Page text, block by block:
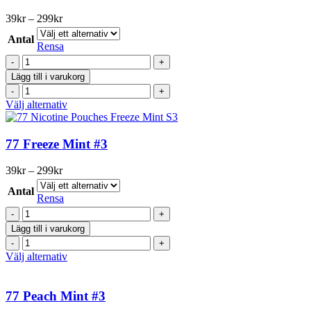
De
olika
väljas
produktsidan
39kr – 299krPrisintervall:
39kr
till
299kr
Antal
Rensa
77
Forest
Fruits
#3
mängd
Lägg till i varukorg
77
Forest
Fruits
mängd
Välj alternativDen
här
har
flera
De
olika
väljas
produktsidan
77 Freeze Mint #3
39kr – 299krPrisintervall:
39kr
till
299kr
Antal
Rensa
77
Freeze
Mint
#3
mängd
Lägg till i varukorg
77
Freeze
Mint
mängd
Välj alternativDen
har
flera
77 Peach Mint #3